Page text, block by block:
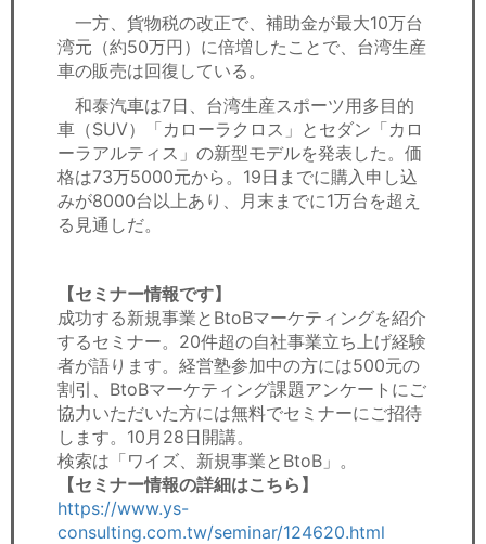
一方、貨物税の改正で、補助金が最大10万台
湾元（約50万円）に倍増したことで、台湾生産
車の販売は回復している。
和泰汽車は7日、台湾生産スポーツ用多目的
車（SUV）「カローラクロス」とセダン「カロ
ーラアルティス」の新型モデルを発表した。価
格は73万5000元から。19日までに購入申し込
みが8000台以上あり、月末までに1万台を超え
る見通しだ。
【セミナー情報です】
成功する新規事業とBtoBマーケティングを紹介
するセミナー。20件超の自社事業立ち上げ経験
者が語ります。経営塾参加中の方には500元の
割引、BtoBマーケティング課題アンケートにご
協力いただいた方には無料でセミナーにご招待
します。10月28日開講。
検索は「ワイズ、新規事業とBtoB」。
【セミナー情報の詳細はこちら】
https://www.ys-
consulting.com.tw/seminar/124620.html